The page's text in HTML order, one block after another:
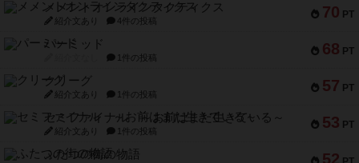
70 PT
メメントオンラインタクティクス
紹介文あり 4件の投稿
68 PT
パーミッド
1件の投稿
57 PT
クリーグ
紹介文あり 1件の投稿
53 PT
セミファイナル ～お前はまだ生きている～
紹介文あり 1件の投稿
52
ふたつの街の物語